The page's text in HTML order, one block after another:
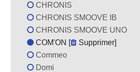
CHRONIS
CHRONIS SMOOVE IB
CHRONIS SMOOVE UNO
COM'ON [
Supprimer]
Commeo
Domi